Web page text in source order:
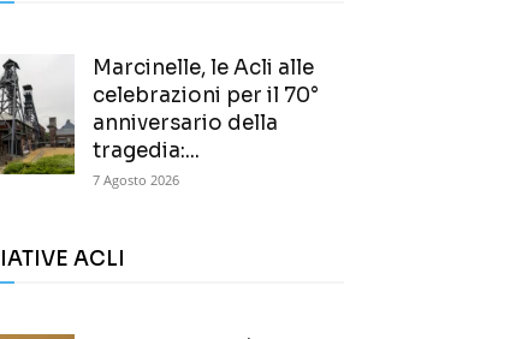
Marcinelle, le Acli alle
celebrazioni per il 70°
anniversario della
tragedia:...
7 Agosto 2026
ACLI